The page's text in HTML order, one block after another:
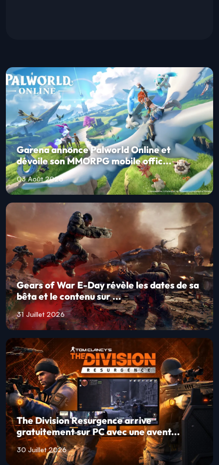
Garena annonce Palworld Online et
dévoile son MMORPG mobile offic...
03 Août 2026
Gears of War E-Day révèle les dates de sa
bêta et le contenu sur ...
31 Juillet 2026
The Division Resurgence arrive
gratuitement sur PC avec une avent...
30 Juillet 2026